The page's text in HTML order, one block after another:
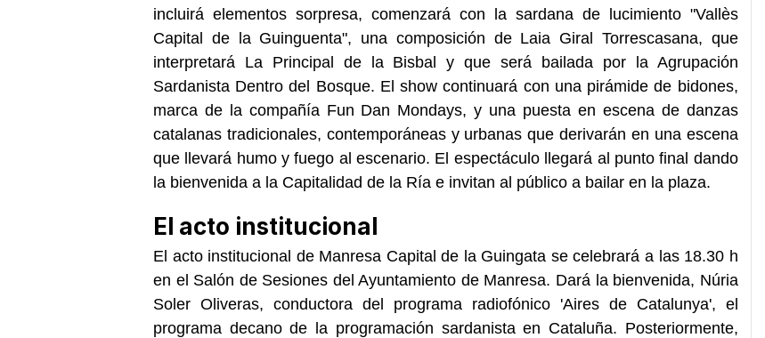
incluirá elementos sorpresa, comenzará con la sardana de lucimiento "Vallès
Capital de la Guinguenta", una composición de Laia Giral Torrescasana, que
interpretará La Principal de la Bisbal y que será bailada por la Agrupación
Sardanista Dentro del Bosque. El show continuará con una pirámide de bidones,
marca de la compañía Fun Dan Mondays, y una puesta en escena de danzas
catalanas tradicionales, contemporáneas y urbanas que derivarán en una escena
que llevará humo y fuego al escenario. El espectáculo llegará al punto final dando
la bienvenida a la Capitalidad de la Ría e invitan al público a bailar en la plaza.
El acto institucional
El acto institucional de Manresa Capital de la Guingata se celebrará a las 18.30 h
en el Salón de Sesiones del Ayuntamiento de Manresa. Dará la bienvenida, Núria
Soler Oliveras, conductora del programa radiofónico 'Aires de Catalunya', el
programa decano de la programación sardanista en Cataluña. Posteriormente,